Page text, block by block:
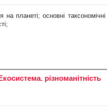
планеті; основні таксономічні
різноманітність